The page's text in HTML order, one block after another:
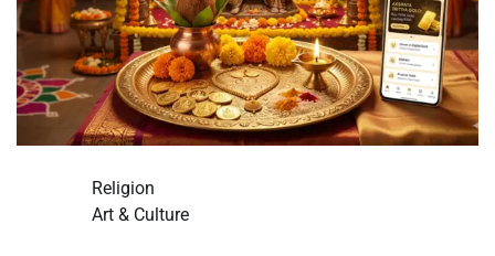
Religion
Art & Culture